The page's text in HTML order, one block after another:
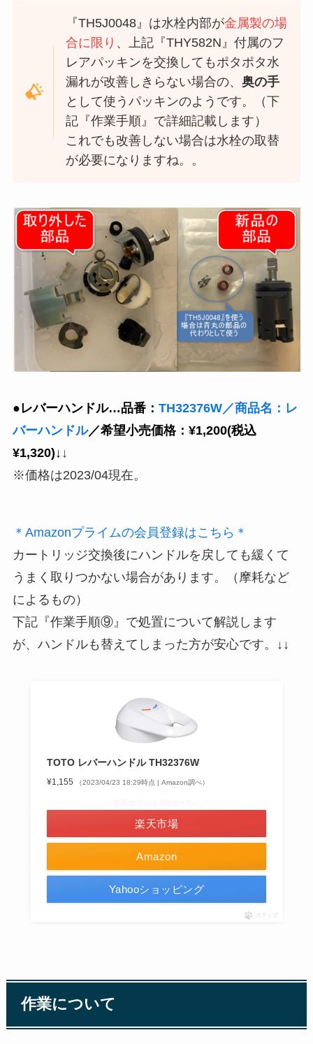
『TH5J0048』は水栓内部が金属製の場
合に限り 、上記『THY582N』付属のフ
レアパッキンを交換してもポタポタ水
漏れが改善しきらない場合の、奥の手
として使うパッキンのようです。（下
記『作業手順』で詳細記載します）
これでも改善しない場合は水栓の取替
が必要になりますね。。
●レバーハンドル…品番： TH32376W／商品名：レ
バーハンドル／希望小売価格：¥1,200(税込
¥1,320)↓ ↓
※価格は2023/04現在。
＊Amazonプライムの会員登録はこちら＊
カートリッジ交換後にハンドルを戻しても緩くて
うまく取りつかない場合があります。（摩耗など
によるもの）
下記『作業手順⑨』で処置について解説します
が、ハンドルも替えてしまった方が安心です。↓↓
TOTO レバーハンドル TH32376W
¥1,155 （2023/04/23 18:29時点 | Amazon調べ）
Amazon
楽天市場
Yahooショッピング
ポチップ
作業について